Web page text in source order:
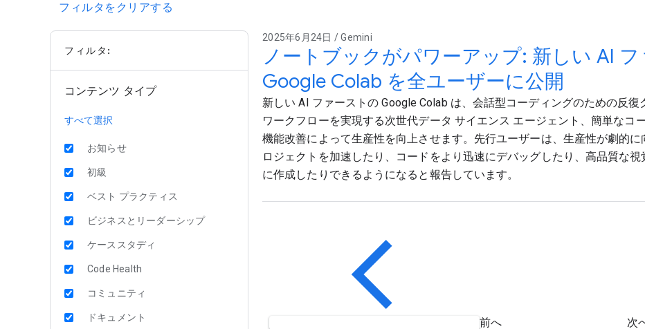
フィルタをクリアする
フィルタ:
コンテンツ タイプ
すべて選択
お知らせ
初級
ベスト プラクティス
ビジネスとリーダーシップ
ケーススタディ
Code Health
コミュニティ
ドキュメント
2025年6月24日 / Gemini
ノートブックがパワーアップ: 新しい AI
Google Colab を全ユーザーに公開
新しい AI ファーストの Google Colab は、会話型コーディングのための反復
ワークフローを実現する次世代データ サイエンス エージェント、簡単なコ
機能改善によって生産性を向上させます。先行ユーザーは、生産性が劇的
ロジェクトを加速したり、コードをより迅速にデバッグしたり、高品質な
に作成したりできるようになると報告しています。
前へ 次